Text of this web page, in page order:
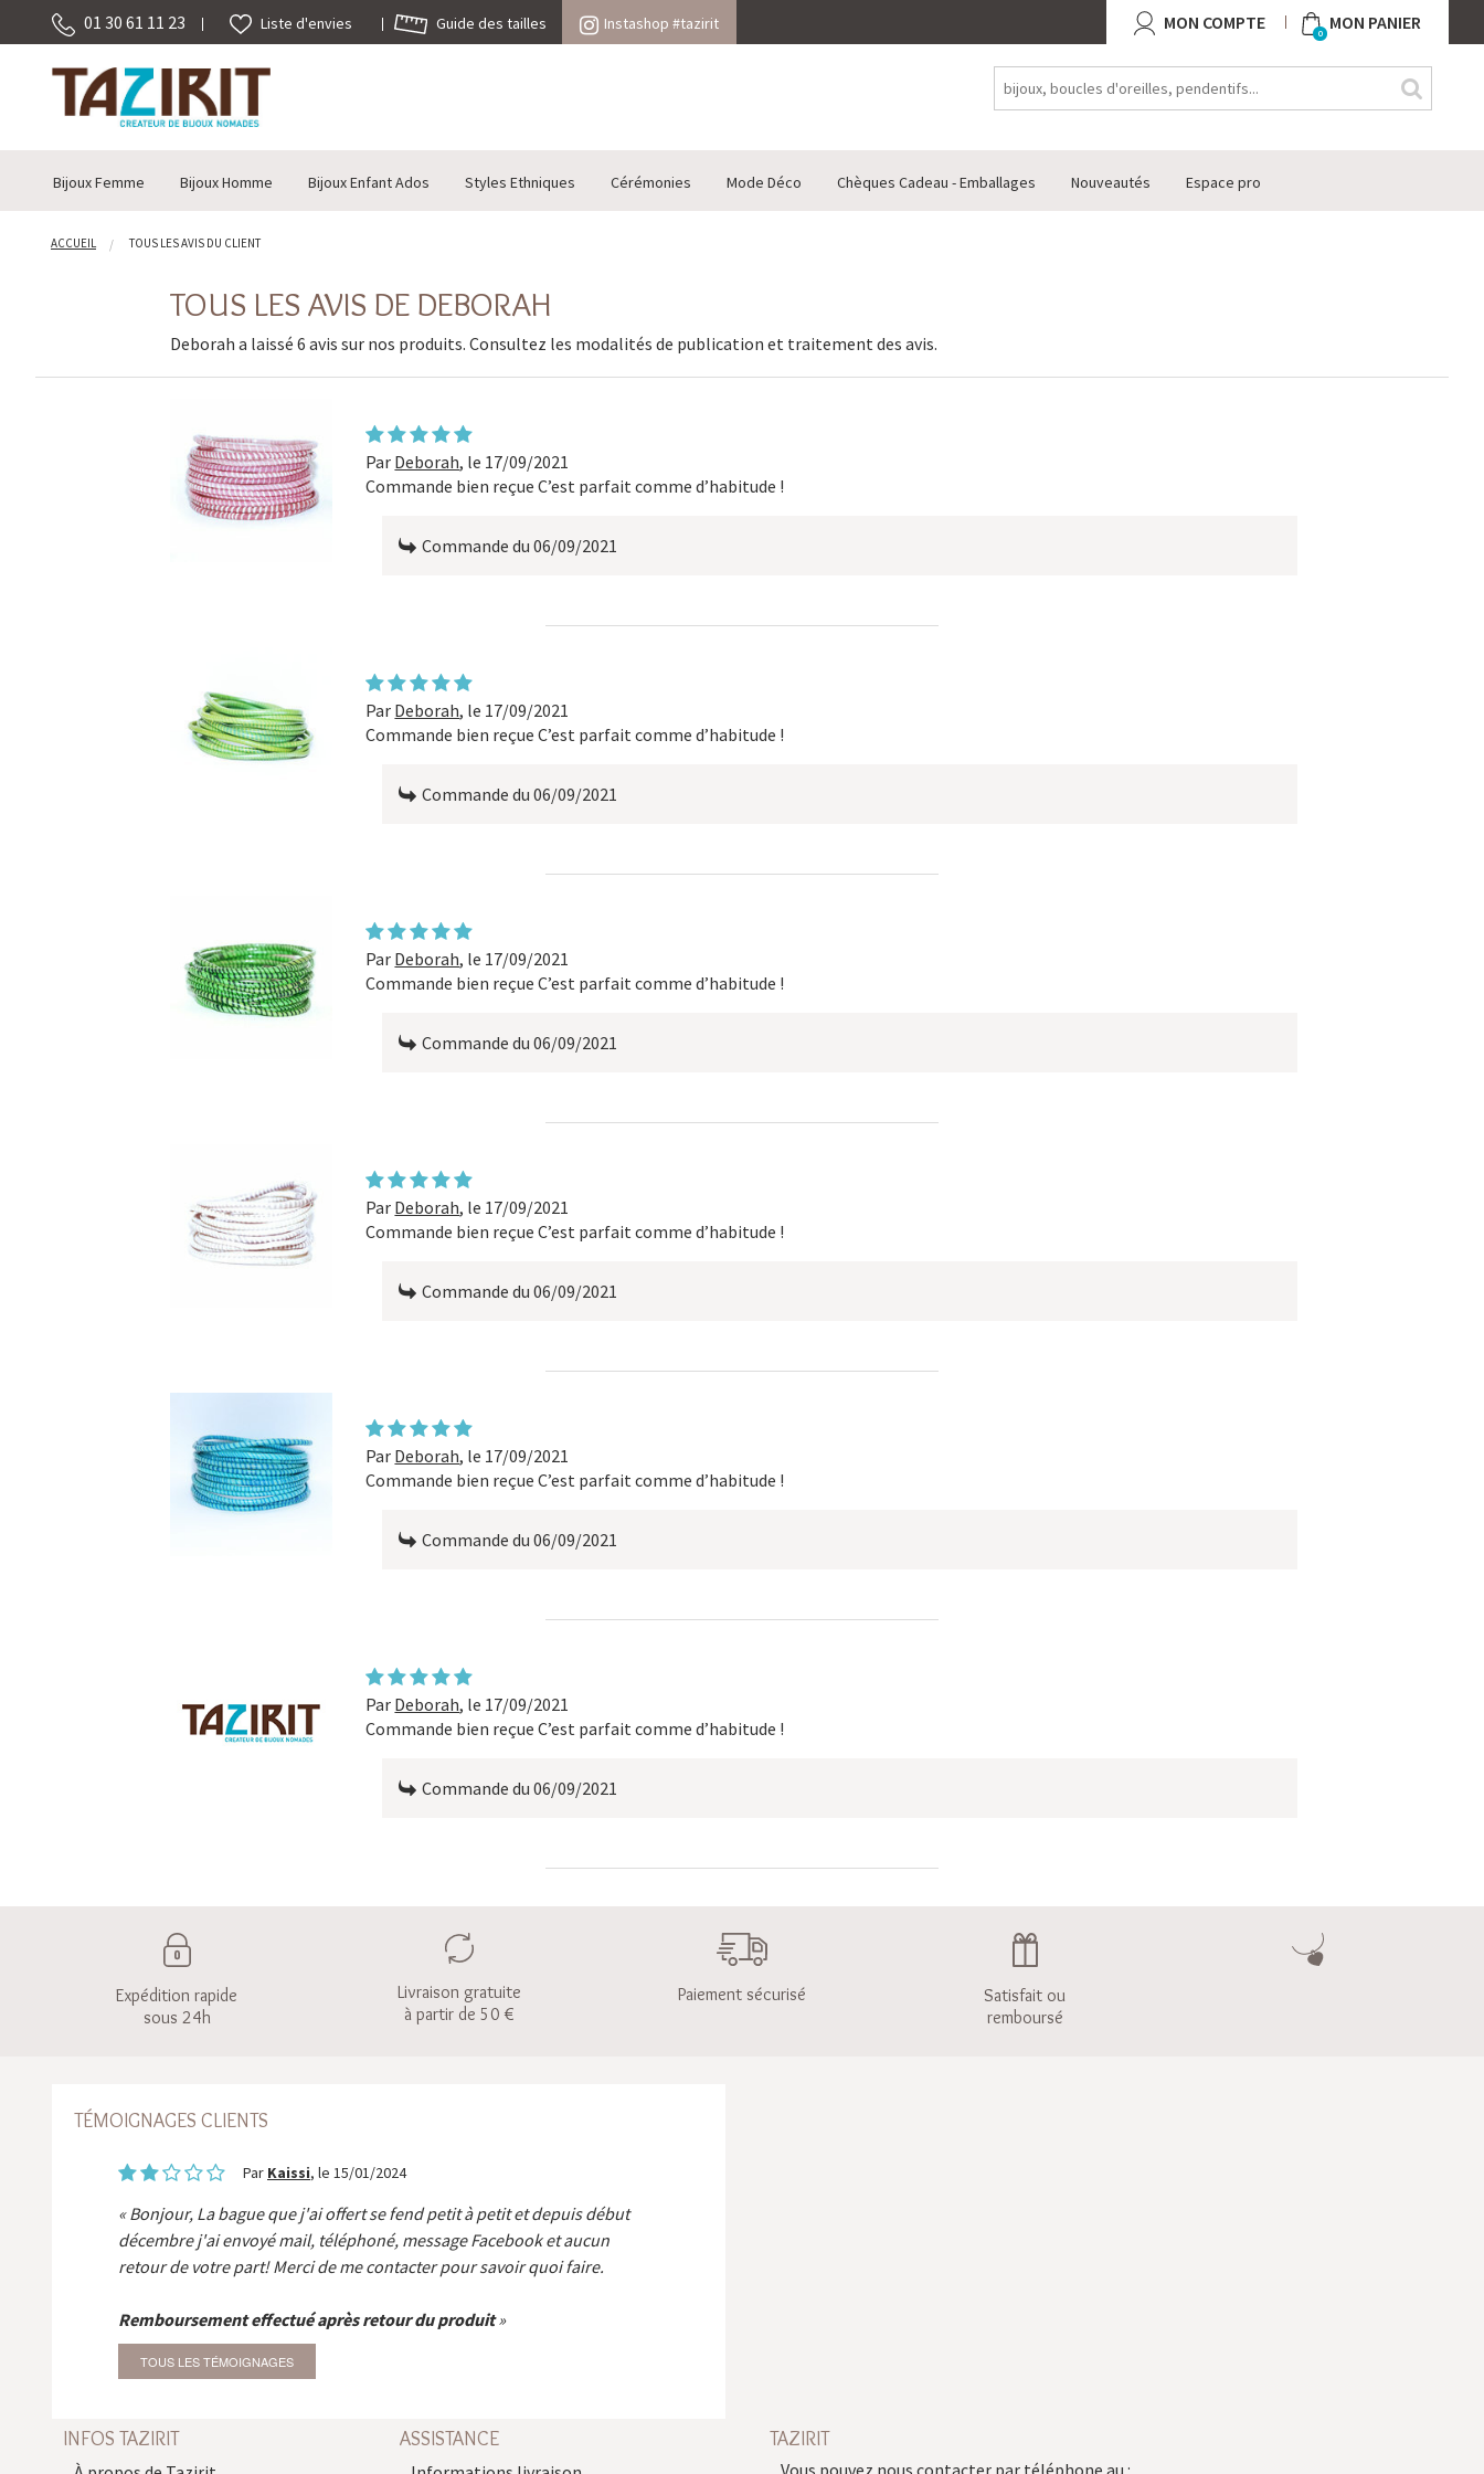
01 30 61 11 23 Liste d'envies Guide des tailles Instashop #tazirit MON COMPTE 0 MON PANIER
Bijoux Femme Bijoux Homme Bijoux Enfant Ados Styles Ethniques Cérémonies Mode Déco Chèques Cadeau - Emballages Nouveautés Espace pro
ACCUEIL TOUS LES AVIS DU CLIENT
TOUS LES AVIS DE DEBORAH
Deborah a laissé 6 avis sur nos produits. Consultez les modalités de publication et traitement des avis.
Par Deborah, le 17/09/2021
Commande bien reçue C’est parfait comme d’habitude !
Commande du 06/09/2021
Par Deborah, le 17/09/2021
Commande bien reçue C’est parfait comme d’habitude !
Commande du 06/09/2021
Par Deborah, le 17/09/2021
Commande bien reçue C’est parfait comme d’habitude !
Commande du 06/09/2021
Par Deborah, le 17/09/2021
Commande bien reçue C’est parfait comme d’habitude !
Commande du 06/09/2021
Par Deborah, le 17/09/2021
Commande bien reçue C’est parfait comme d’habitude !
Commande du 06/09/2021
Par Deborah, le 17/09/2021
Commande bien reçue C’est parfait comme d’habitude !
Commande du 06/09/2021
Expédition rapide
sous 24h
Livraison gratuite
à partir de 50 €
Paiement sécurisé
Satisfait ou
remboursé
TÉMOIGNAGES CLIENTS
Par Kaissi, le 15/01/2024
Bonjour, La bague que j'ai offert se fend petit à petit et depuis début
décembre j'ai envoyé mail, téléphoné, message Facebook et aucun
retour de votre part! Merci de me contacter pour savoir quoi faire.
Remboursement effectué après retour du produit
TOUS LES TÉMOIGNAGES
INFOS TAZIRIT ASSISTANCE TAZIRIT
Vous pouvez nous contacter par téléphone au :